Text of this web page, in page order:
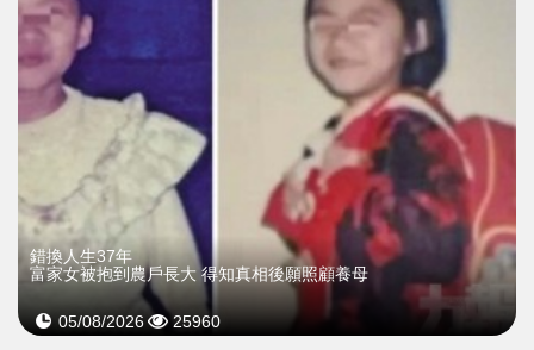
錯換人生37年
富家女被抱到農戶長大 得知真相後願照顧養母
05/08/2026 25960